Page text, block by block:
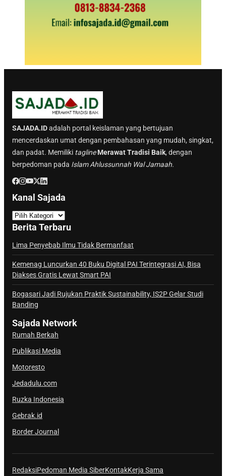
SAJADA.IDadalah portal keislaman yang bertujuan
mencerdaskan umat dengan pembahasan yang mudah, singkat,
dan padat. Memiliki tagline Merawat Tradisi Baik, dengan
berpedoman pada Islam Ahlussunnah Wal Jamaah.
Kanal Sajada
a
n
a
l
S
j
a
Berita Terbaru
Lima Penyebab Ilmu Tidak Bermanfaat
Kemenag Luncurkan 40 Buku Digital PAI Terintegrasi AI, Bisa
Diakses Gratis Lewat Smart PAI
Bogasari Jadi Rujukan Praktik Sustainability, IS2P Gelar Studi
Banding
Sajada Network
Rumah Berkah
Publikasi Media
Motoresto
Jedadulu.com
Ruzka Indonesia
Gebrak.id
Border Journal
RedaksiPedoman Media SiberKontakKerja Sama